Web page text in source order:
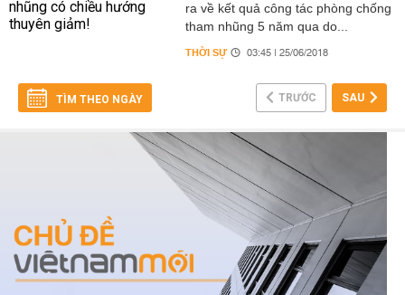
ra về kết quả công tác phòng chống
tham nhũng 5 năm qua do...
THỜI SỰ 03:45 | 25/06/2018
TÌM THEO NGÀY TRƯỚC SAU